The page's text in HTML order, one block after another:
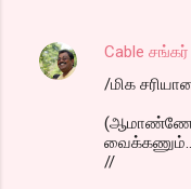
Cable சங்கர்
/மிக
//